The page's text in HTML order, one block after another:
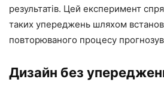
результатів. Цей експеримент
таких упереджень шляхом
повторюваного процесу
Дизайн без